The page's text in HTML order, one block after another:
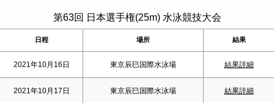
第63回 日本選手権(25m) 水泳競技大会
日程 場所 結果
2021年10月16日 東京辰巳国際水泳場 結果詳細
2021年10月17日 東京辰巳国際水泳場 結果詳細